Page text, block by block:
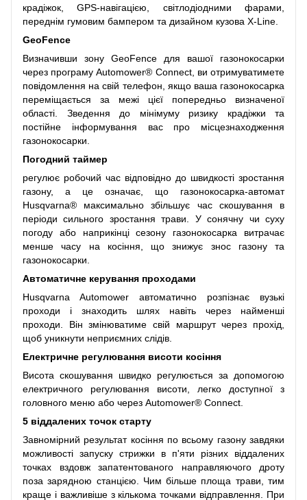
крадіжок, GPS-навігацією, світлодіодними фарами,
переднім гумовим бампером та дизайном кузова X-Line.
GeoFence
Визначивши зону GeoFence для вашої газонокосарки
через програму Automower® Connect, ви отримуватимете
повідомлення на свій телефон, якщо ваша газонокосарка
переміщається за межі цієї попередньо визначеної
області. Зведення до мінімуму ризику крадіжки та
постійне інформування вас про місцезнаходження
газонокосарки.
Погодний таймер
регулює робочий час відповідно до швидкості зростання
газону, а це означає, що газонокосарка-автомат
Husqvarna® максимально збільшує час скошування в
періоди сильного зростання трави. У сонячну чи суху
погоду або наприкінці сезону газонокосарка витрачає
менше часу на косіння, що знижує знос газону та
газонокосарки.
Автоматичне керування проходами
Husqvarna Automower автоматично розпізнає вузькі
проходи і знаходить шлях навіть через найменші
проходи. Він змінюватиме свій маршрут через прохід,
щоб уникнути неприємних слідів.
Електричне регулювання висоти косіння
Висота скошування швидко регулюється за допомогою
електричного регулювання висоти, легко доступної з
головного меню або через Automower® Connect.
5 віддалених точок старту
Завномірний результат косіння по всьому газону завдяки
можливості запуску стрижки в п'яти різних віддалених
точках вздовж запатентованого направляючого дроту
поза зарядною станцією. Чим більше площа трави, тим
краще і важливіше з кількома точками відправлення. При